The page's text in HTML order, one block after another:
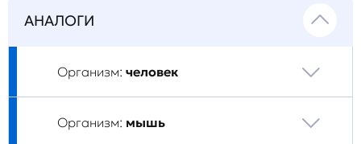
АНАЛОГИ
Организм: человек
Организм: мышь